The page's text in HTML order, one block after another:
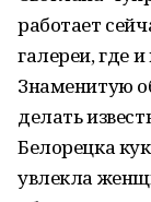
работает
галереи, где
Знаменитую
делать
Белорецка
увлекла